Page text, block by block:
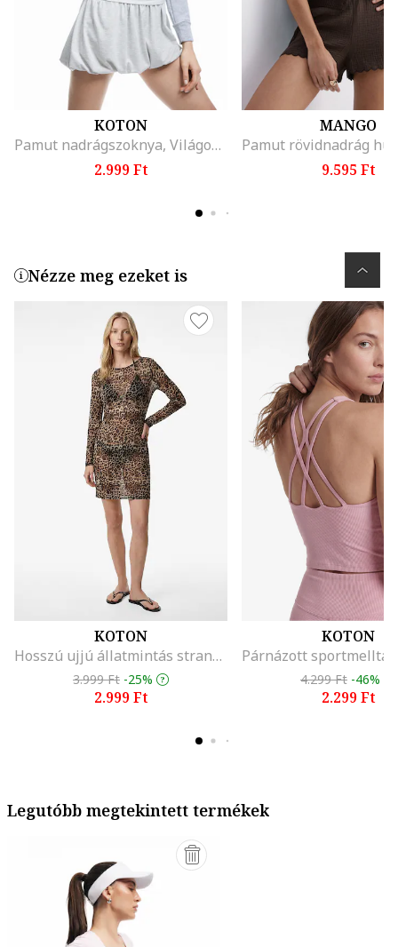
KOTON
Pamut nadrágszoknya, Világosszürke
2.999 Ft
MANGO
9.595 Ft
Nézze meg ezeket is
KOTON
Hosszú ujjú állatmintás strandruha, Barna/Bézs
3.999 Ft -25%
2.999 Ft
KOTON
4.299 Ft -46%
2.299 Ft
Legutóbb megtekintett termékek